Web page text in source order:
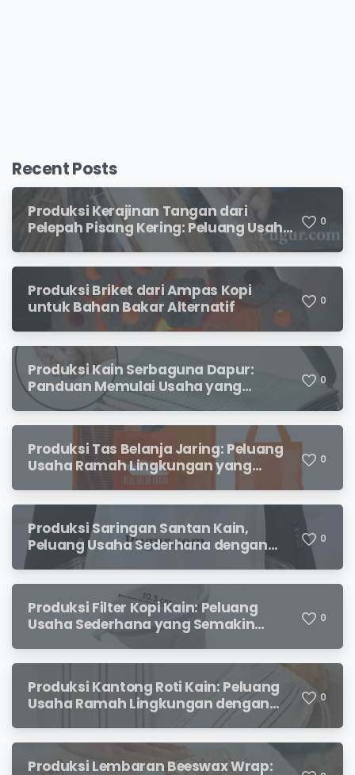
Recent Posts
Produksi Kerajinan Tangan dari
Pelepah Pisang Kering: Peluang Usaha
Kreatif Bernilai Jual
0
Produksi Briket dari Ampas Kopi
untuk Bahan Bakar Alternatif
0
Produksi Kain Serbaguna Dapur:
Panduan Memulai Usaha yang
Menjanjikan untuk Pebisnis Pemula
0
Produksi Tas Belanja Jaring: Peluang
Usaha Ramah Lingkungan yang
0
Produksi Saringan Santan Kain,
Peluang Usaha Sederhana dengan
Permintaan yang Terus Meningkat
0
Produksi Filter Kopi Kain: Peluang
Usaha Sederhana yang Semakin
Diminati Pecinta Kopi
0
Produksi Kantong Roti Kain: Peluang
Usaha Ramah Lingkungan dengan
0
Produksi Lembaran Beeswax Wrap: